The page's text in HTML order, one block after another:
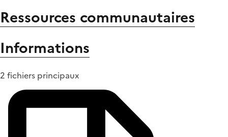
Ressources communautaires
Informations
2 fichiers principaux